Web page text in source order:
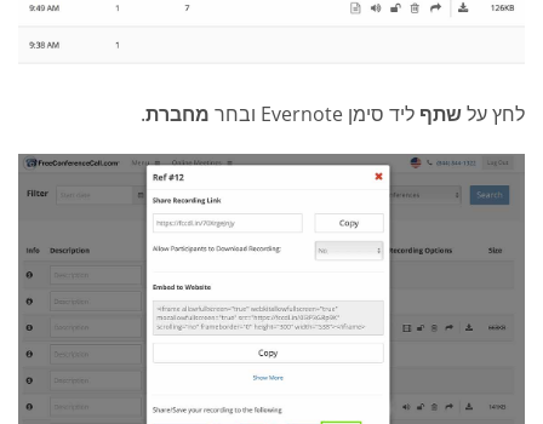
לחץ עלשתף ליד סימן Evernote ובחר מחברת.